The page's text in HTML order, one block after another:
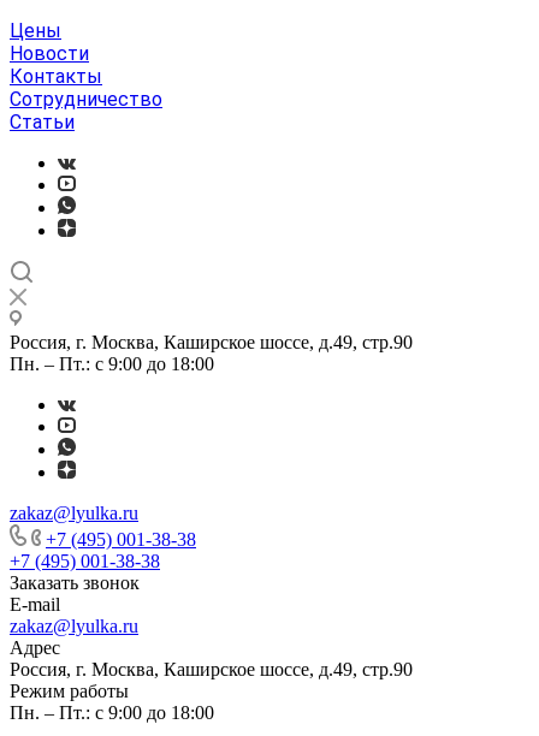
Цены
Новости
Контакты
Сотрудничество
Статьи
Россия, г. Москва, Каширское шоссе, д.49, стр.90
Пн. – Пт.: с 9:00 до 18:00
zakaz@lyulka.ru
+7 (495) 001-38-38
+7 (495) 001-38-38
Заказать звонок
E-mail
zakaz@lyulka.ru
Адрес
Россия, г. Москва, Каширское шоссе, д.49, стр.90
Режим работы
Пн. – Пт.: с 9:00 до 18:00